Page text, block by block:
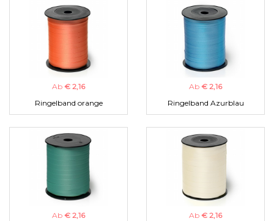
Ab € 2,16
Ringelband orange
Ab € 2,16
Ringelband Azurblau
Ab € 2,16
Ab € 2,16